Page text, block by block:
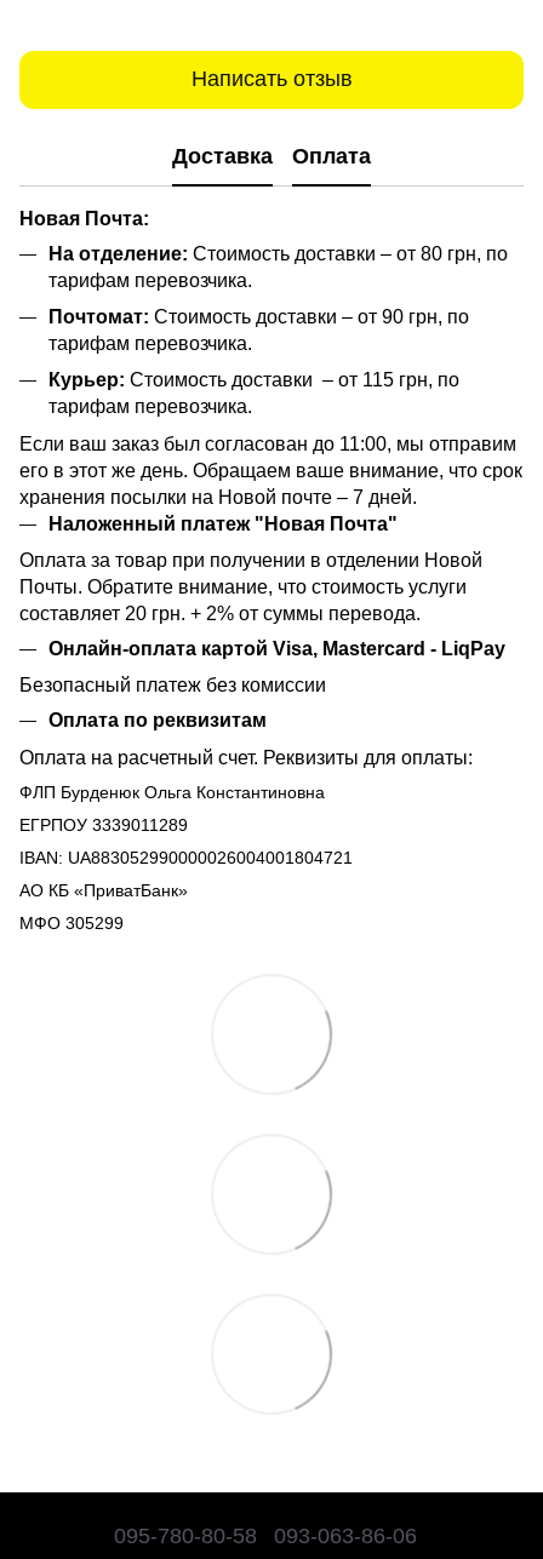
Написать отзыв
Доставка Оплата
Новая Почта:
На отделение: Стоимость доставки – от 80 грн, по
тарифам перевозчика.
Почтомат: Стоимость доставки – от 90 грн, по
тарифам перевозчика.
Курьер: Стоимость доставки – от 115 грн, по
тарифам перевозчика.
Если ваш заказ был согласован до 11:00, мы отправим
его в этот же день. Обращаем ваше внимание, что срок
хранения посылки на Новой почте – 7 дней.
Наложенный платеж "Новая Почта"
Оплата за товар при получении в отделении Новой
Почты. Обратите внимание, что стоимость услуги
составляет 20 грн. + 2% от суммы перевода.
Онлайн-оплата картой Visa, Mastercard - LiqPay
Безопасный платеж без комиссии
Оплата по реквизитам
Оплата на расчетный счет. Реквизиты для оплаты:
ФЛП Бурденюк Ольга Константиновна
ЕГРПОУ 3339011289
IBAN: UA883052990000026004001804721
АО КБ «ПриватБанк»
МФО 305299
095-780-80-58 093-063-86-06